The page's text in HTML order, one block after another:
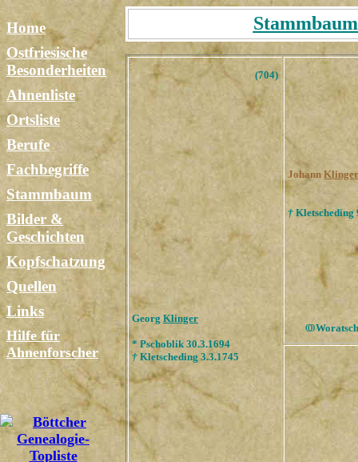
Home
Ostfriesische
Besonderheiten
Ahnenliste
Ortsliste
Berufe
Fachbegriffe
Stammbaum
Bilder &
Geschichten
Kopfschatzung
Quellen
Links
Hilfe für
Ahnenforscher
(704)
Georg Klinger
* Pschoblik 30.3.1694
† Kletscheding 3.3.1745
Johann Klinger
† Kletscheding
ОО